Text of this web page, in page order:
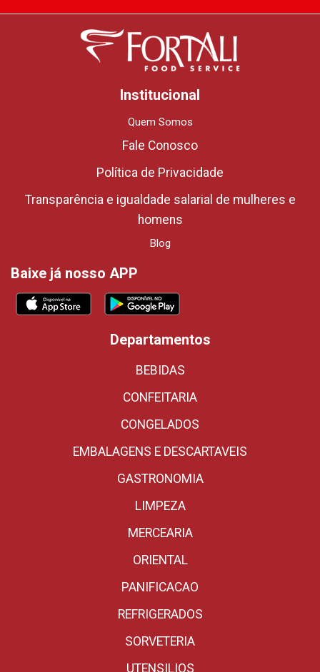
Institucional
Quem Somos
Fale Conosco
Política de Privacidade
Transparência e igualdade salarial de mulheres e
homens
Blog
Baixe já nosso APP
Departamentos
BEBIDAS
CONFEITARIA
CONGELADOS
EMBALAGENS E DESCARTAVEIS
GASTRONOMIA
LIMPEZA
MERCEARIA
ORIENTAL
PANIFICACAO
REFRIGERADOS
SORVETERIA
UTENSILIOS